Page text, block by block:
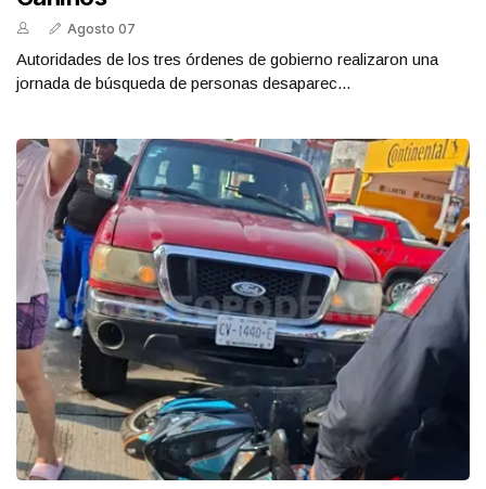
Agosto 07
Autoridades de los tres órdenes de gobierno realizaron una
jornada de búsqueda de personas desaparec...